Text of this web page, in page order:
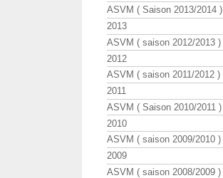
ASVM ( Saison 2013/2014 )
2013
ASVM ( saison 2012/2013 )
2012
ASVM ( saison 2011/2012 )
2011
ASVM ( Saison 2010/2011 )
2010
ASVM ( saison 2009/2010 )
2009
ASVM ( saison 2008/2009 )